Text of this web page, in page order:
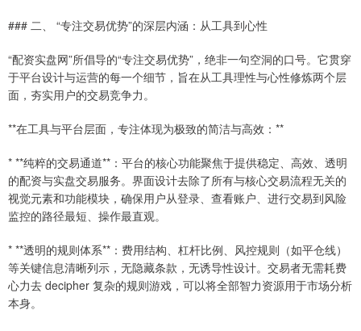
### 二、 “专注交易优势”的深层内涵：从工具到心性
“配资实盘网”所倡导的“专注交易优势”，绝非一句空洞的口号。它贯穿
于平台设计与运营的每一个细节，旨在从工具理性与心性修炼两个层
面，夯实用户的交易竞争力。
**在工具与平台层面，专注体现为极致的简洁与高效：**
* **纯粹的交易通道**：平台的核心功能聚焦于提供稳定、高效、透明
的配资与实盘交易服务。界面设计去除了所有与核心交易流程无关的
视觉元素和功能模块，确保用户从登录、查看账户、进行交易到风险
监控的路径最短、操作最直观。
* **透明的规则体系**：费用结构、杠杆比例、风控规则（如平仓线）
等关键信息清晰列示，无隐藏条款，无诱导性设计。交易者无需耗费
心力去 decipher 复杂的规则游戏，可以将全部智力资源用于市场分析
本身。